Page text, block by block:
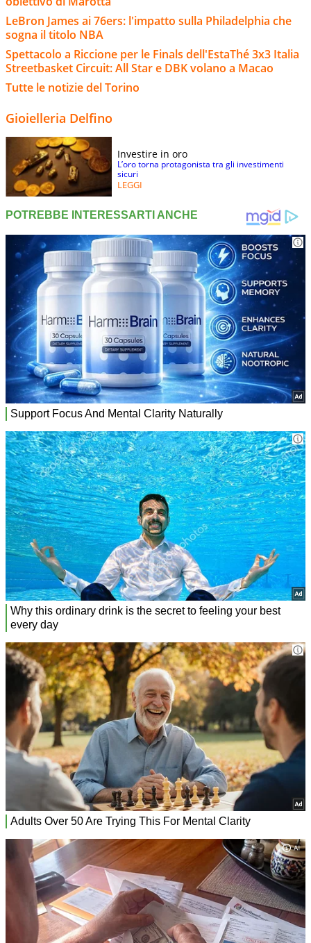
LeBron James ai 76ers: l'impatto sulla Philadelphia che
sogna il titolo NBA
Spettacolo a Riccione per le Finals dell'EstaThé 3x3 Italia
Streetbasket Circuit: All Star e DBK volano a Macao
Tutte le notizie del Torino
Gioielleria Delfino
Investire in oro
L’oro torna protagonista tra gli investimenti
sicuri
LEGGI